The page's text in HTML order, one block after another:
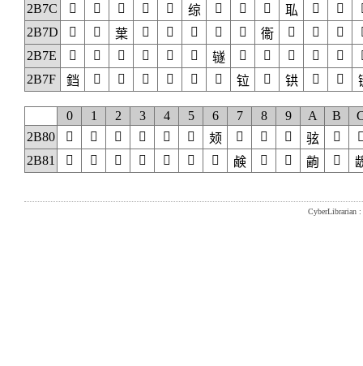
2B7C
𫟀 𫟁 𫟂 𫟃 𫟄 𫟅 𫟆 𫟇 𫟈 𫟉 𫟊 𫟋
2B7D
𫟐 𫟑 𫟒 𫟓 𫟔 𫟕 𫟖 𫟗 𫟘 𫟙 𫟚 𫟛
2B7E
𫟠 𫟡 𫟢 𫟣 𫟤 𫟥 𫟦 𫟧 𫟨 𫟩 𫟪 𫟫
2B7F
𫟰 𫟱 𫟲 𫟳 𫟴 𫟵 𫟶 𫟷 𫟸 𫟹 𫟺 𫟻
0 1 2 3 4 5 6 7 8 9 A B
2B80
𫠀 𫠁 𫠂 𫠃 𫠄 𫠅 𫠆 𫠇 𫠈 𫠉 𫠊 𫠋
2B81
𫠐 𫠑 𫠒 𫠓 𫠔 𫠕 𫠖 𫠗 𫠘 𫠙 𫠚 𫠛
CyberLibrarian